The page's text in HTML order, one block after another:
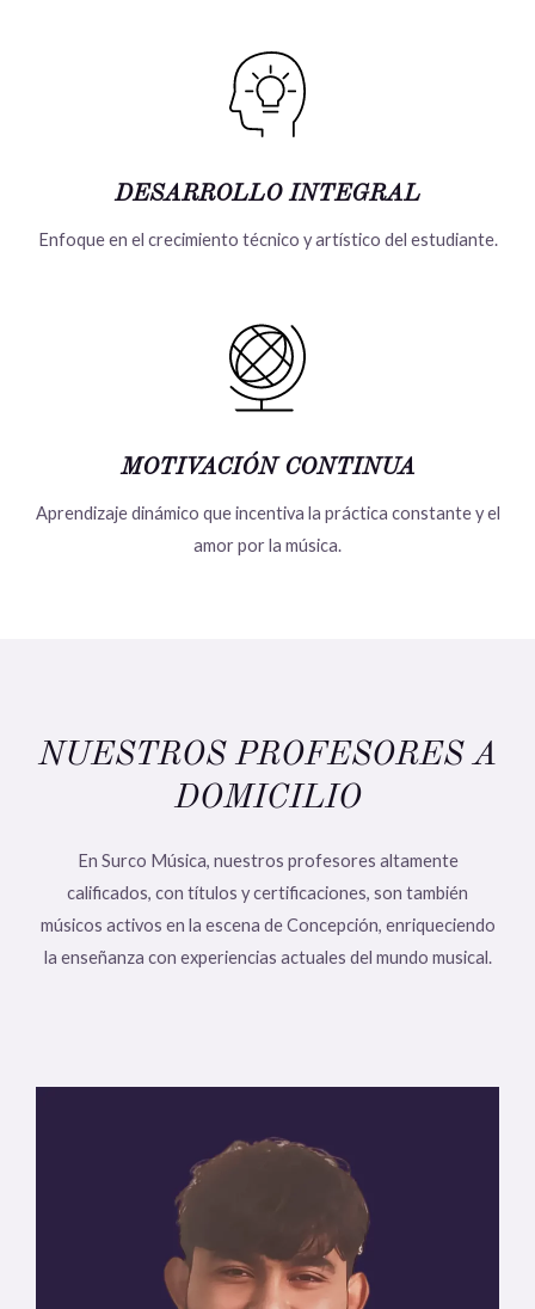
DESARROLLO INTEGRAL
Enfoque en el crecimiento técnico y artístico del estudiante.
MOTIVACIÓN CONTINUA
Aprendizaje dinámico que incentiva la práctica constante y el
amor por la música.
NUESTROS PROFESORES A
DOMICILIO
En Surco Música, nuestros profesores altamente
calificados, con títulos y certificaciones, son también
músicos activos en la escena de Concepción, enriqueciendo
la enseñanza con experiencias actuales del mundo musical.